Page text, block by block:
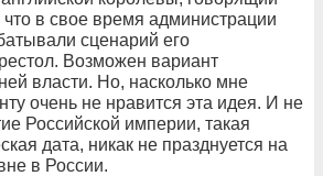
в свое время администрации
сценарий его
Возможен вариант
власти. Но, насколько мне
очень не нравится эта идея. И не
Российской империи, такая
дата, никак не празднуется на
в России.